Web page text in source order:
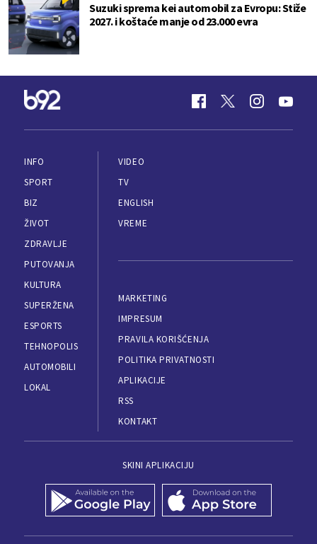
Suzuki sprema kei automobil za Evropu: Stiže
2027. i koštaće manje od 23.000 evra
INFO
SPORT
BIZ
ŽIVOT
ZDRAVLJE
PUTOVANJA
KULTURA
SUPERŽENA
ESPORTS
TEHNOPOLIS
AUTOMOBILI
LOKAL
VIDEO
TV
ENGLISH
VREME
MARKETING
IMPRESUM
PRAVILA KORIŠĆENJA
POLITIKA PRIVATNOSTI
APLIKACIJE
RSS
KONTAKT
SKINI APLIKACIJU